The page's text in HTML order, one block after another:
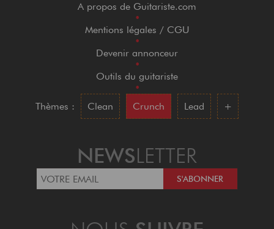
A propos de Guitariste.com
•
Mentions légales / CGU
•
Devenir annonceur
•
Outils du guitariste
•
Thèmes :
Clean Crunch Lead +
NEWSLETTER